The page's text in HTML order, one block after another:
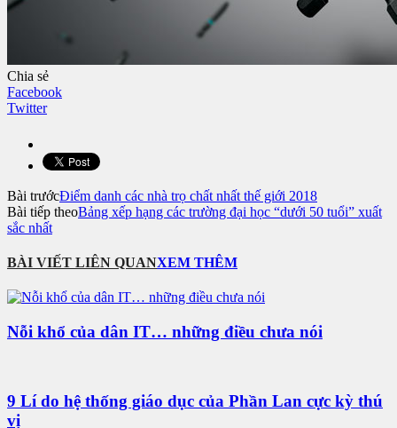
Chia sẻ
Facebook
Twitter
Bài trướcĐiểm danh các nhà trọ chất nhất thế giới 2018
Bài tiếp theoBảng xếp hạng các trường đại học “dưới 50 tuổi” xuất
sắc nhất
BÀI VIẾT LIÊN QUANXEM THÊM
Nỗi khổ của dân IT… những điều chưa nói
9 Lí do hệ thống giáo dục của Phần Lan cực kỳ thú
vị